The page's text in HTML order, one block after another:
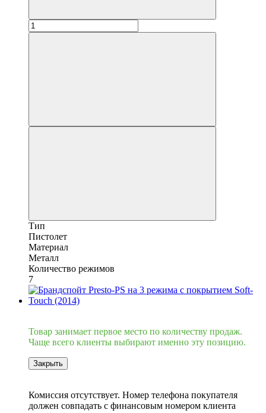
Тип
Пистолет
Материал
Металл
Количество режимов
7
Товар занимает первое место по количеству продаж.
Чаще всего клиенты выбирают именно эту позицию.
Закрыть
Комиссия отсутствует. Номер телефона покупателя
должен совпадать с финансовым номером клиента